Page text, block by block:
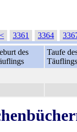
3361 3364
des
Taufe
Täuflings